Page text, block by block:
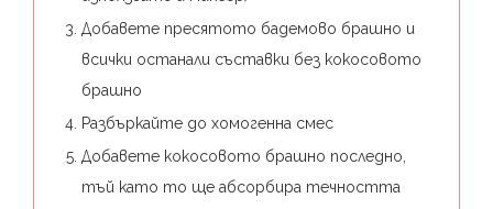
Добавете пресятото бадемово брашно и
всички останали съставки без кокосовото
брашно
Разбъркайте до хомогенна смес
Добавете кокосовото брашно последно,
тъй като то ще абсорбира течността